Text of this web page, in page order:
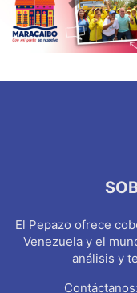
El Pepazo ofrece
Venezuela y el
análisis y
Contáctanos: